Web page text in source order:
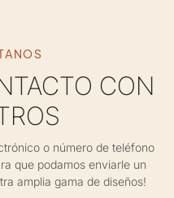
CON
o número de teléfono
que podamos enviarle un
amplia gama de diseños!